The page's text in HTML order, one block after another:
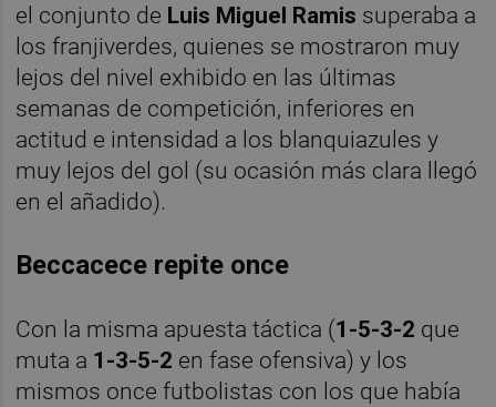
el conjunto de Luis Miguel Ramis superaba a
los franjiverdes, quienes se mostraron muy
lejos del nivel exhibido en las últimas
semanas de competición, inferiores en
actitud e intensidad a los blanquiazules y
muy lejos del gol (su ocasión más clara llegó
en el añadido).
Beccacece repite once
Con la misma apuesta táctica (1-5-3-2 que
muta a 1-3-5-2 en fase ofensiva) y los
mismos once futbolistas con los que había